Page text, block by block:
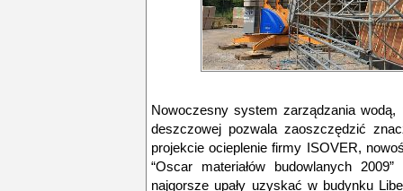
Nowoczesny system zarządzania
deszczowej pozwala zaoszczędzić
projekcie ocieplenie firmy ISOVER,
“Oscar materiałów budowlanych
najgorsze upały uzyskać w budynku